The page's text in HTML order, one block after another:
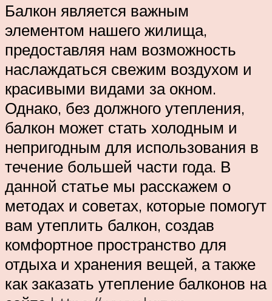
Балкон является важным
элементом нашего жилища,
предоставляя нам возможность
наслаждаться свежим воздухом и
красивыми видами за окном.
Однако, без должного утепления,
балкон может стать холодным и
непригодным для использования в
течение большей части года. В
данной статье мы расскажем о
методах и советах, которые помогут
вам утеплить балкон, создав
комфортное пространство для
отдыха и хранения вещей, а также
как заказать утепление балконов на